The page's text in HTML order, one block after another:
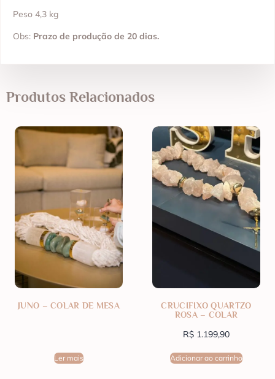
Peso 4,3 kg
Obs: Prazo de produção de 20 dias.
Produtos Relacionados
JUNO – COLAR DE MESA
Ler mais
CRUCIFIXO QUARTZO
ROSA – COLAR
R$ 1.199,90
Adicionar ao carrinho